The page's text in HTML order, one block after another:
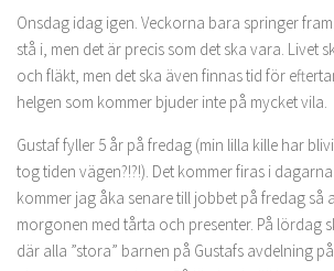
Onsdag idag igen. Veckorna bara springer
stå i, men det är precis som det ska vara. Livet
och fläkt, men det ska även finnas tid för
helgen som kommer bjuder inte på mycket vila.
Gustaf fyller 5 år på fredag (min lilla kille har
tog tiden vägen?!?!). Det kommer firas i
kommer jag åka senare till jobbet på fredag så
morgonen med tårta och presenter. På lördag
där alla ”stora” barnen på Gustafs avdelning